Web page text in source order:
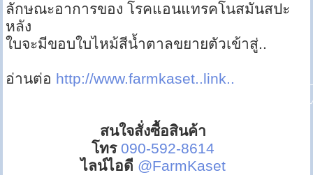
ลักษณะอาการของ โรคแอนแทรคโนสมันสปะ
หลัง
ใบจะมีขอบใบไหม้สีน้ำตาลขยายตัวเข้าสู่..
อ่านต่อ http://www.farmkaset..link..
สนใจสั่งซื้อสินค้า
โทร 090-592-8614
ไลน์ไอดี @FarmKaset